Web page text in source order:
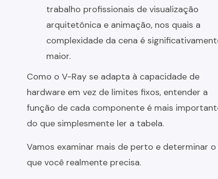
trabalho profissionais de visualização
arquitetônica e animação, nos quais a
complexidade da cena é
maior.
Como o V-Ray se adapta à capacidade de
hardware em vez de limites fixos, entender a
função de cada componente é mais
do que simplesmente ler a tabela.
Vamos examinar mais de perto e determinar o
que você realmente precisa.